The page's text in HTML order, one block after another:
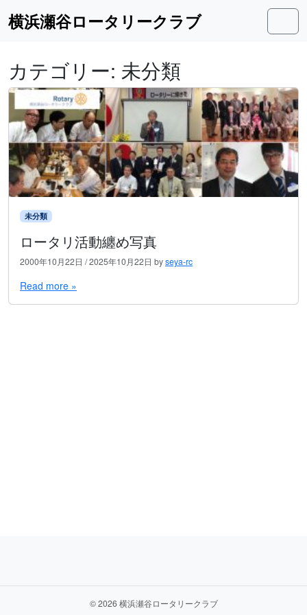
横浜瀬谷ロータリークラブ
カテゴリー: 未分類
未分類
ロータリ活動纏め写真
2000年10月22日 /2025年10月22日 byseya-rc
Read more »
©2026 横浜瀬谷ロータリークラブ